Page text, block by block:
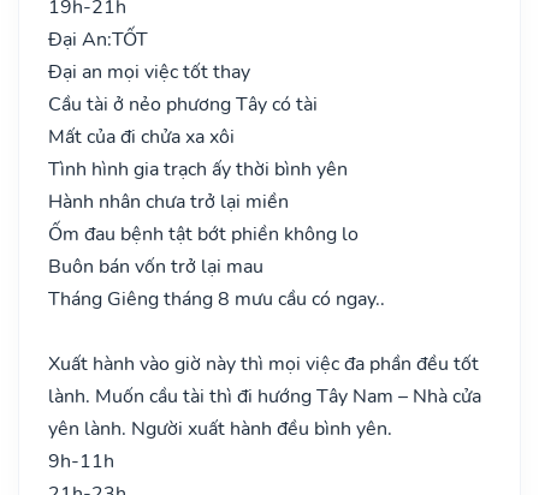
19h-21h
Đại An:TỐT
Đại an mọi việc tốt thay
Cầu tài ở nẻo phương Tây có tài
Mất của đi chửa xa xôi
Tình hình gia trạch ấy thời bình yên
Hành nhân chưa trở lại miền
Ốm đau bệnh tật bớt phiền không lo
Buôn bán vốn trở lại mau
Tháng Giêng tháng 8 mưu cầu có ngay..
Xuất hành vào giờ này thì mọi việc đa phần đều tốt
lành. Muốn cầu tài thì đi hướng Tây Nam – Nhà cửa
yên lành. Người xuất hành đều bình yên.
9h-11h